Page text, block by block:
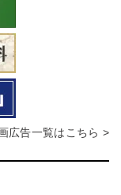
広告一覧はこちら >